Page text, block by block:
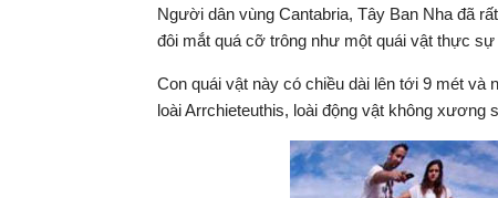
Người dân vùng Cantabria, Tây Ban Nha đã
đôi mắt quá cỡ trông như một quái vật thực
Con quái vật này có chiều dài lên tới 9 mét
loài Arrchieteuthis, loài động vật không xương